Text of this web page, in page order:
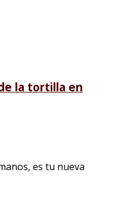
la tortilla en
es tu nueva